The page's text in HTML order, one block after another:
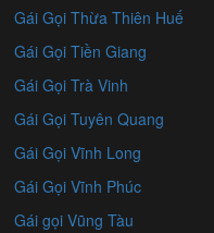
Gái Gọi Thừa Thiên Huế
Gái Gọi Tiền Giang
Gái Gọi Trà Vinh
Gái Gọi Tuyên Quang
Gái Gọi Vĩnh Long
Gái Gọi Vĩnh Phúc
Gái gọi Vũng Tàu